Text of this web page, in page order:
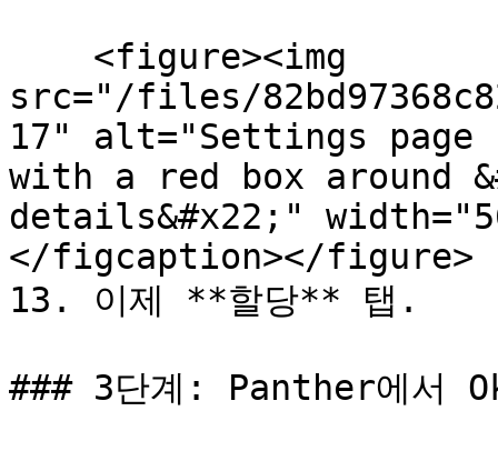
src="/files/
17" alt="Settings
with a red box around
details&#x22;"
</figcaption></figure>
13. 이제 **할당** 탭.
### 3단계: Panther에서